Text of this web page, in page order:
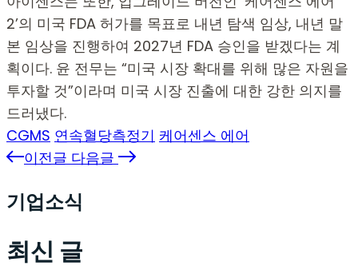
2’의 미국 FDA 허가를 목표로 내년 탐색 임상, 내년 말
본 임상을 진행하여 2027년 FDA 승인을 받겠다는 계
획이다. 윤 전무는 “미국 시장 확대를 위해 많은 자원을
투자할 것”이라며 미국 시장 진출에 대한 강한 의지를
드러냈다.
CGMS 연속혈당측정기 케어센스 에어
이전글 다음글
기업소식
최신 글